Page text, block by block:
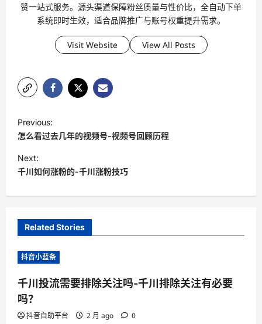
赞一站式服务。源头渠道保障粉丝质量与性价比，全自动下单
系统即时生效，适合品牌推广与账号权重提升需求。
Visit Website View All Posts
P
o
s
t
g
a
t
i
Previous:
怎么看过去几年的视频号-视频号回顾历程
Next:
千川如何涨粉的-千川涨粉技巧
Related Stories
抖音小蓝条
千川投流需要排除关注吗-千川排除关注有必要
吗？
抖音自助平台 2 月 ago 0